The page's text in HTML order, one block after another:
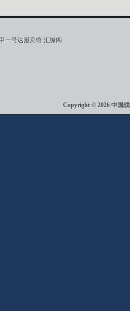
一号达园宾馆·汇缘阁
Copyright © 2026 中国